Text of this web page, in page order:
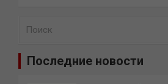
Последние новости